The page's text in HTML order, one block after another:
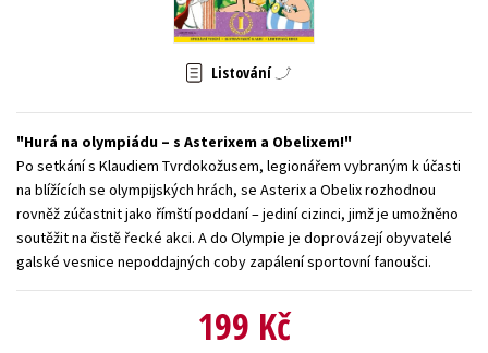
Zahraniční literatura
Všechny tituly
Listování
Hurá na olympiádu – s Asterixem a Obelixem!
Po setkání s Klaudiem Tvrdokožusem, legionářem vybraným k účasti
na blížících se olympijských hrách, se Asterix a Obelix rozhodnou
rovněž zúčastnit jako římští poddaní – jediní cizinci, jimž je umožněno
soutěžit na čistě řecké akci. A do Olympie je doprovázejí obyvatelé
galské vesnice nepoddajných coby zapálení sportovní fanoušci.
199 Kč